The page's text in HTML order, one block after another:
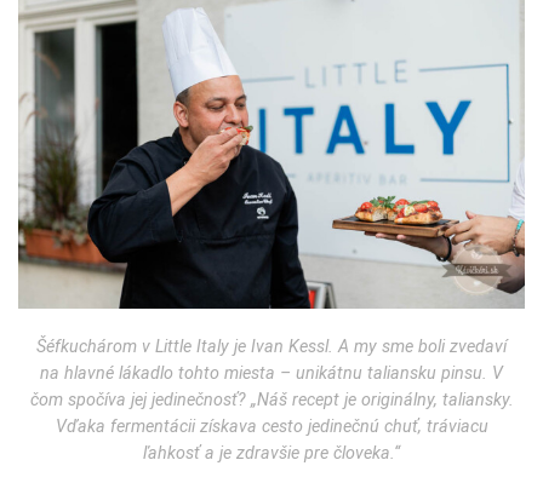
Šéfkuchárom v Little Italy je Ivan Kessl. A my sme boli zvedaví
na hlavné lákadlo tohto miesta – unikátnu taliansku pinsu. V
čom spočíva jej jedinečnosť? „Náš recept je originálny, taliansky.
Vďaka fermentácii získava cesto jedinečnú chuť, tráviacu
ľahkosť a je zdravšie pre človeka.“